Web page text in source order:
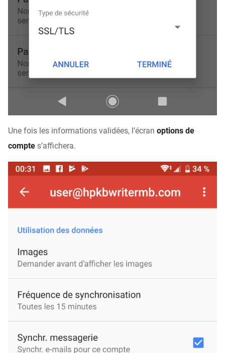
Une fois les informations validées, l’écran options de
compte s’affichera.